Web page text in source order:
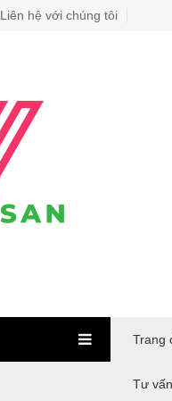
Liên hệ với chúng tôi
Trang
Tư vấn